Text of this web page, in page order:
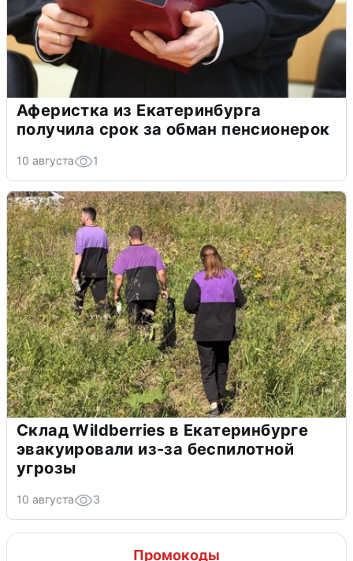
Аферистка из Екатеринбурга
получила срок за обман пенсионерок
10 августа 1
Склад Wildberries в Екатеринбурге
эвакуировали из-за беспилотной
угрозы
10 августа 3
Промокоды